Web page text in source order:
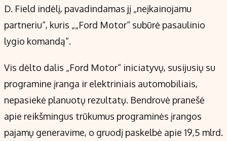
D. Field indėlį, pavadindamas jį „neįkainojamu
partneriu“, kuris „„Ford Motor“ subūrė pasaulinio
lygio komandą“.
Vis dėlto dalis „Ford Motor“ iniciatyvų, susijusių su
programine įranga ir elektriniais automobiliais,
nepasiekė planuotų rezultatų. Bendrovė pranešė
apie reikšmingus trūkumus programinės įrangos
pajamų generavime, o gruodį paskelbė apie 19,5 mlrd.